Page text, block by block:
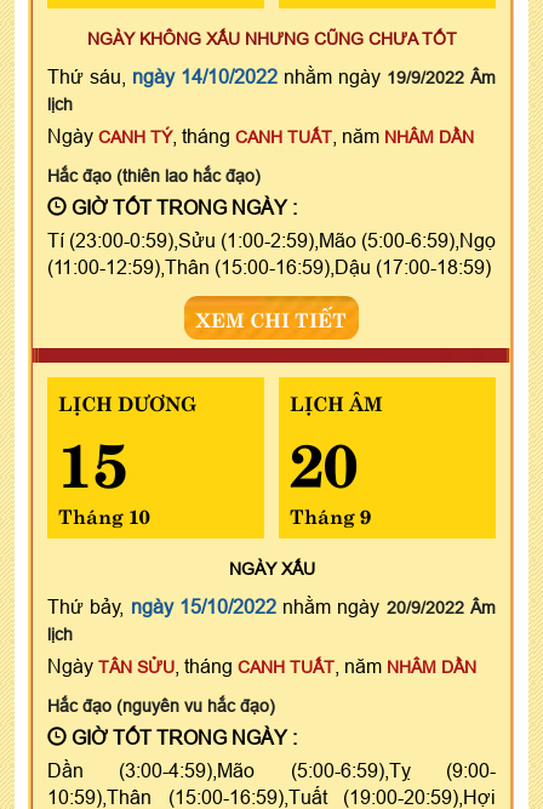
NGÀY KHÔNG XẤU NHƯNG CŨNG CHƯA TỐT
Thứ sáu, ngày 14/10/2022 nhằm ngày 19/9/2022 Âm
lịch
Ngày CANH TÝ, tháng CANH TUẤT , năm NHÂM DẦN
Hắc đạo (thiên lao hắc đạo)
GIỜ TỐT TRONG NGÀY :
Tí (23:00-0:59),Sửu (1:00-2:59),Mão (5:00-6:59),Ngọ
(11:00-12:59),Thân (15:00-16:59),Dậu (17:00-18:59)
XEM CHI TIẾT
LỊCH DƯƠNG
15
Tháng 10
LỊCH ÂM
20
Tháng 9
NGÀYXẤU
Thứ bảy, ngày 15/10/2022nhằm ngày 20/9/2022 Âm
lịch
Ngày TÂN SỬU , tháng CANH TUẤT , năm NHÂM DẦN
Hắc đạo (nguyên vu hắc đạo)
GIỜ TỐT TRONG NGÀY :
Dần (3:00-4:59),Mão (5:00-6:59),Tỵ (9:00-
10:59),Thân (15:00-16:59),Tuất (19:00-20:59),Hợi